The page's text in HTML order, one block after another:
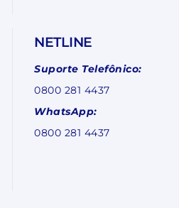
NETLINE
Suporte Telefônico:
0800 281 4437
WhatsApp:
0800 281 4437